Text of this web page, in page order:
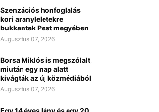
Szenzációs honfoglalás
kori aranyleletekre
bukkantak Pest megyében
Augusztus 07, 2026
Borsa Miklós is megszólalt,
miután egy nap alatt
kivágták az új közmédiából
Augusztus 07, 2026
Egy 14 éves lány és egy 20